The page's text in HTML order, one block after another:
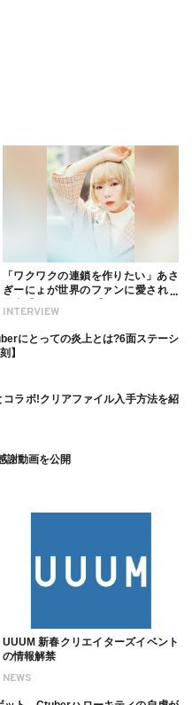
INTERVIEW
「ワクワクの連鎖を作りたい」あさ
ぎーにょが世界のファンに愛される
にとっての炎上とは?6面ステーシ
】
ラボ!クリアファイル入手方法を紹
謝動画を公開
NEWS
UUUM 新春クリエイターズイベント
の情報解禁